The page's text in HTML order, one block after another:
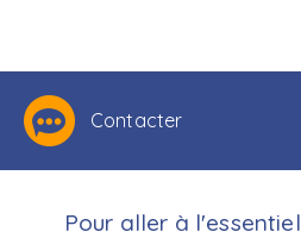
Contacter
Pour aller à l'essentiel